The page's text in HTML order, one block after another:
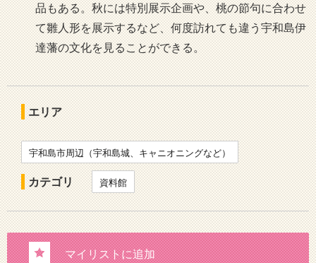
品もある。秋には特別展示企画や、桃の節句に合わせ
て雛人形を展示するなど、何度訪れても違う宇和島伊
達藩の文化を見ることができる。
エリア
宇和島市周辺（宇和島城、キャニオニングなど）
カテゴリ 資料館